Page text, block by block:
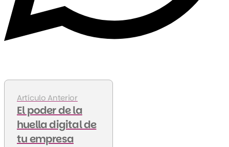
Artículo Anterior
El poder de la
huella digital de
tu empresa